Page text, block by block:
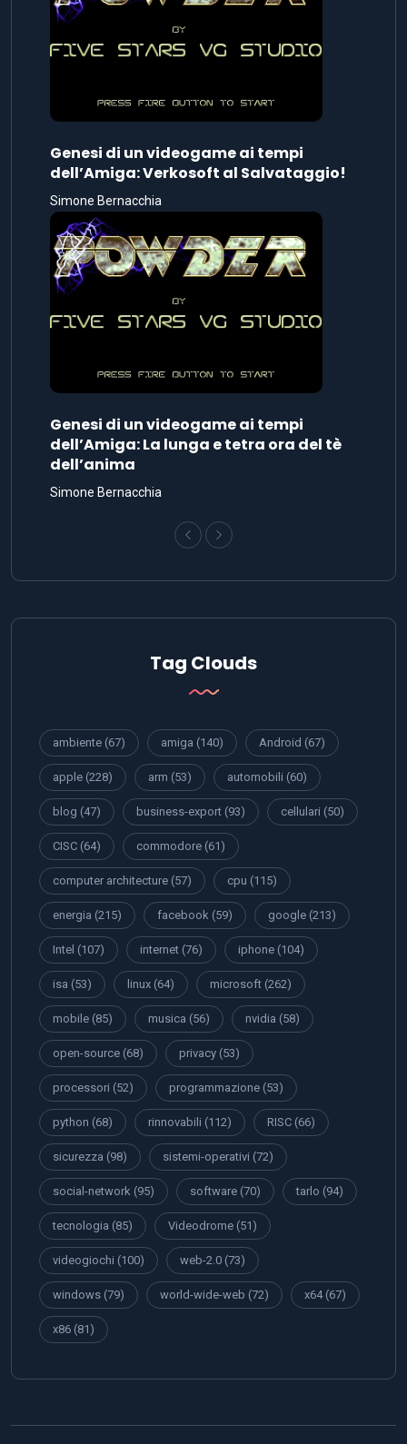
Genesi di un videogame ai tempi
dell’Amiga: Verkosoft al Salvataggio!
Simone Bernacchia
Genesi di un videogame ai tempi
dell’Amiga: La lunga e tetra ora del tè
dell’anima
Simone Bernacchia
Tag Clouds
ambiente (67) amiga (140) Android (67)
apple (228) arm (53) automobili (60)
blog (47) business-export (93) cellulari (50)
CISC (64) commodore (61)
computer architecture (57) cpu (115)
energia (215) facebook (59) google (213)
Intel (107) internet (76) iphone (104)
isa (53) linux (64) microsoft (262)
mobile (85) musica (56) nvidia (58)
open-source (68) privacy (53)
processori (52) programmazione (53)
python (68) rinnovabili (112) RISC (66)
sicurezza (98) sistemi-operativi (72)
social-network (95) software (70) tarlo (94)
tecnologia (85) Videodrome (51)
videogiochi (100) web-2.0 (73)
windows (79) world-wide-web (72) x64(67)
x86 (81)